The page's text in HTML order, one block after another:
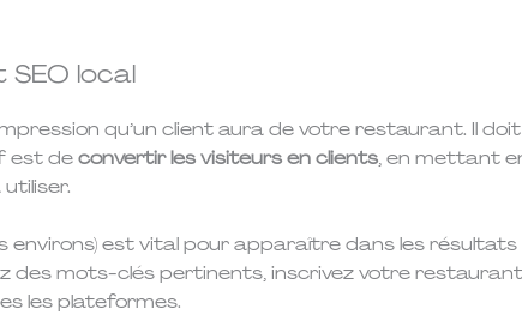
local
qu’un client aura de votre restaurant. Il
est de convertir les visiteurs en clients, en mettant
environs) est vital pour apparaître dans les
des mots-clés pertinents, inscrivez votre
les plateformes.